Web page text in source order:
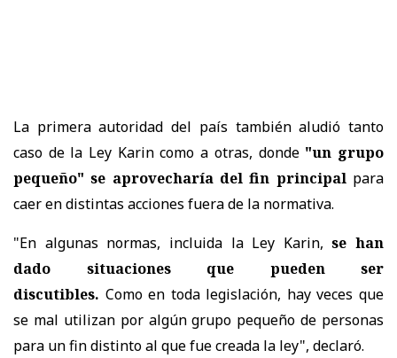
La primera autoridad del país también aludió tanto
caso de la Ley Karin como a otras, donde "un grupo
pequeño" se aprovecharía del fin principal para
caer en distintas acciones fuera de la normativa.
"En algunas normas, incluida la Ley Karin, se han
dado situaciones que pueden ser
discutibles. Como en toda legislación, hay veces que
se mal utilizan por algún grupo pequeño de personas
para un fin distinto al que fue creada la ley", declaró.